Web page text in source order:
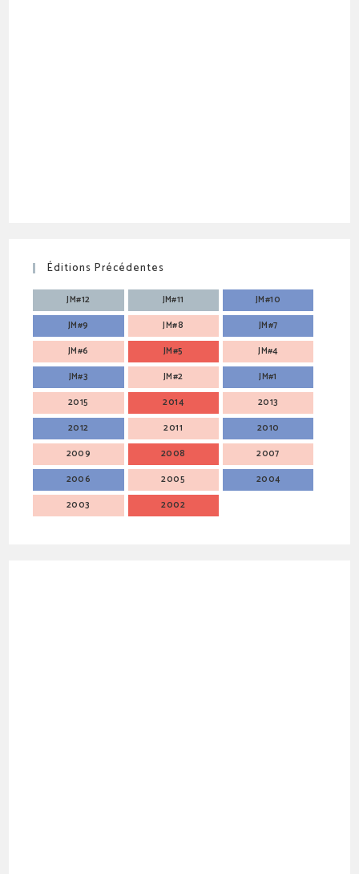
Éditions Précédentes
JM#12 JM#11
JM#10
JM#9
JM#8
JM#7
JM#6
JM#5
JM#4
JM#3
JM#2
JM#1
2015
2014
2013
2012
2011
2010
2009
2008
2007
2006
2005
2004
2003
2002